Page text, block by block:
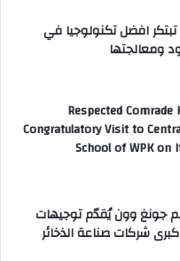
تبتكر افضل تكنولوجيا في
ومعالجتها
Respected
Congratulatory Visit to
School of WPK
جونغ وون يُقدّم توجيهات
شركات صناعة الذخائر